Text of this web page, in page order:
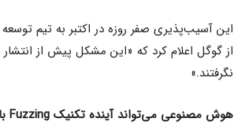
نگرفتند.»
هوش مصنوعی می‌تواند آینده تکنیک Fuzzing باشد